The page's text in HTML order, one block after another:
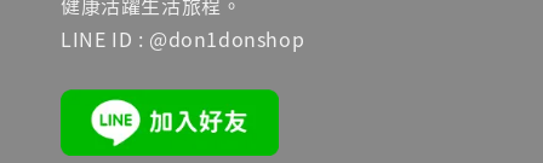
LINE ID : @don1donshop